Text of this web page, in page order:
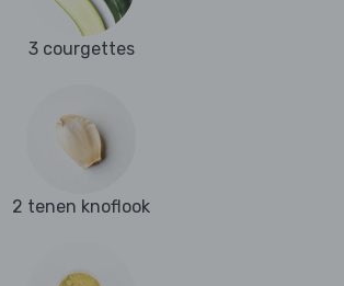
3 courgettes
2 tenen knoflook